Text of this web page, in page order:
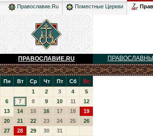
Православие.Ru Поместные Церкви
ПРАВОСЛАВИЕ.RU
Пн Вт Ср Чт Пт Сб
Вс
1
2 3 4
5
6
7 8 9 10 11
12
13
14 15 16 17 18
19
20
21 22 23 24 25
26
27
28 29 30 31